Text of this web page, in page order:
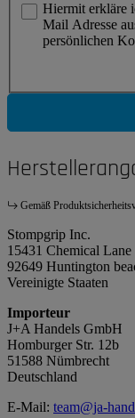
Hiermit erkläre
Mail Adresse
persönlichen
Gemäß
Stompgrip Inc.
15431 Chemical Lane
92649 Huntington
Vereinigte Staaten
Importeur
J+A Handels GmbH
Homburger Str. 12b
51588 Nümbrecht
Deutschland
E-Mail: team@ja-